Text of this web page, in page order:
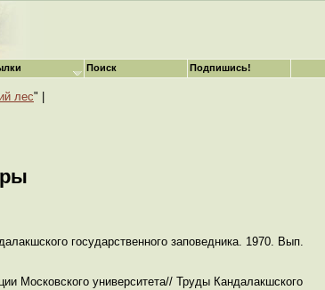
лес" |
государственного заповедника. 1970. Вып.
Московского университета// Труды Кандалакшского
Поиск Подпишись!